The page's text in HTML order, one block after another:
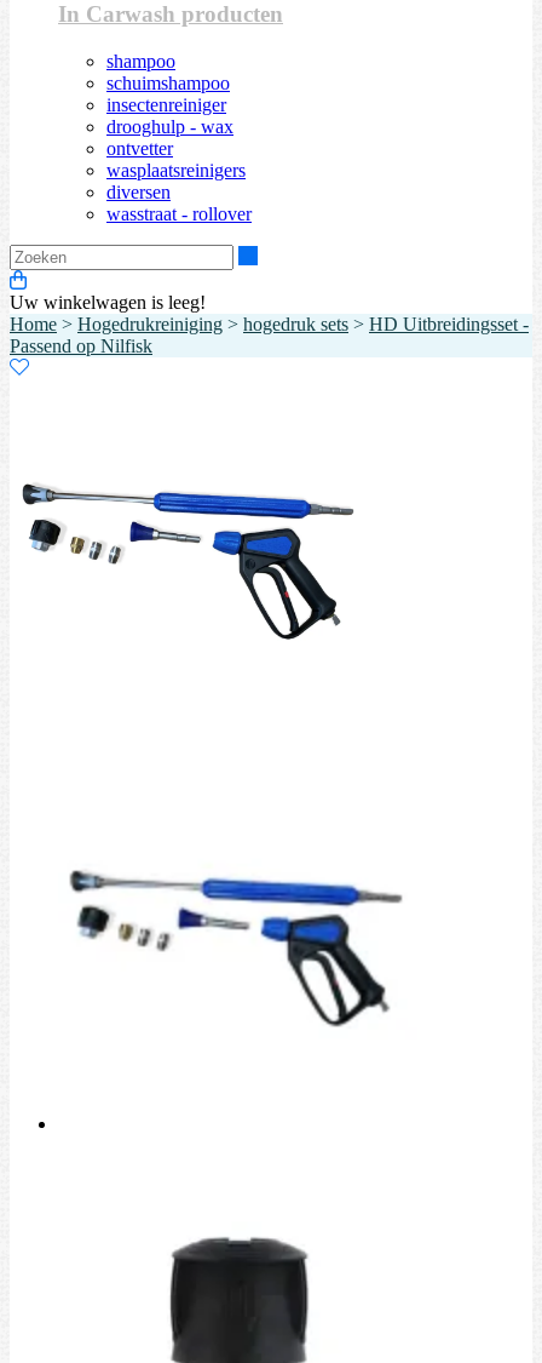
In Carwash producten
shampoo
schuimshampoo
insectenreiniger
drooghulp - wax
ontvetter
wasplaatsreinigers
diversen
wasstraat - rollover
Uw winkelwagen is leeg!
Home > Hogedrukreiniging > hogedruk sets > HD Uitbreidingsset -
Passend op Nilfisk